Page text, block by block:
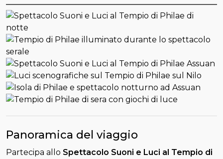
Panoramica del viaggio
Partecipa allo Spettacolo Suoni e Luci al Tempio di